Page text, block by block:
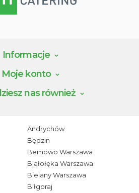
Informacje
Moje konto
nas również
Andrychów
Będzin
Bemowo Warszawa
Białołęka Warszawa
Bielany Warszawa
Biłgoraj